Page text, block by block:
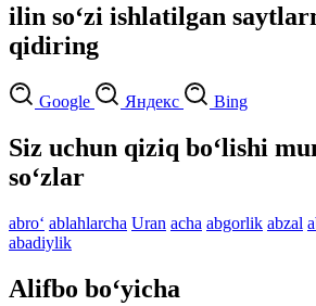
ilin so‘zi ishlatilgan
qidiring
Google Яндекс Bing
Siz uchun qiziq bo‘lishi
so‘zlar
abro‘ ablahlarcha Uran acha abgorlik abzal
abadiylik
Alifbo bo‘yicha